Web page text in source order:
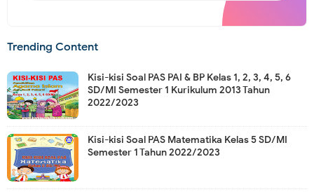
Trending Content
Kisi-kisi Soal PAS PAI & BP Kelas 1, 2, 3, 4, 5, 6
SD/MI Semester 1 Kurikulum 2013 Tahun
2022/2023
Kisi-kisi Soal PAS Matematika Kelas 5 SD/MI
Semester 1 Tahun 2022/2023